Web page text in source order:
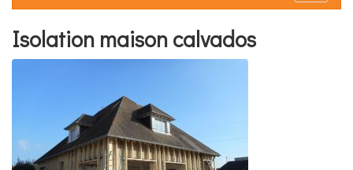
Isolation maison calvados